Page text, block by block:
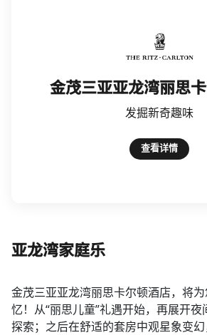
金茂三亚亚龙湾丽思
发掘新奇趣味
查看详情
亚龙湾家庭乐
金茂三亚亚龙湾丽思卡尔顿酒店，将
忆！从“丽思儿童”礼遇开始，再展开
探索；之后在舒适的套房中观星象变